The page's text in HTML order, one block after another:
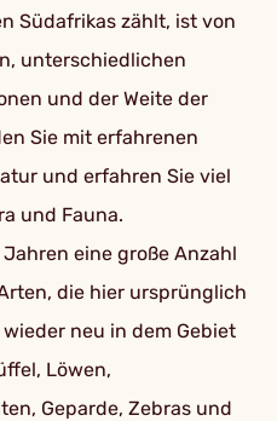
Südafrikas zählt, ist von
unterschiedlichen
und der Weite der
Sie mit erfahrenen
und erfahren Sie viel
und Fauna.
eine große Anzahl
die hier ursprünglich
neu in dem Gebiet
Löwen,
Geparde, Zebras und